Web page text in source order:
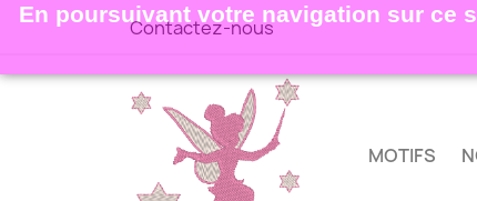
En poursuivant votre navigation sur ce
Contactez-nous
MOTIFS